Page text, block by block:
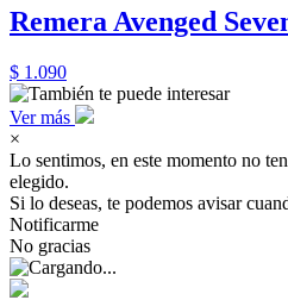
Remera Avenged
$ 1.090
Ver más
×
Lo sentimos, en este momento no
elegido.
Si lo deseas, te podemos avisar
Notificarme
No gracias